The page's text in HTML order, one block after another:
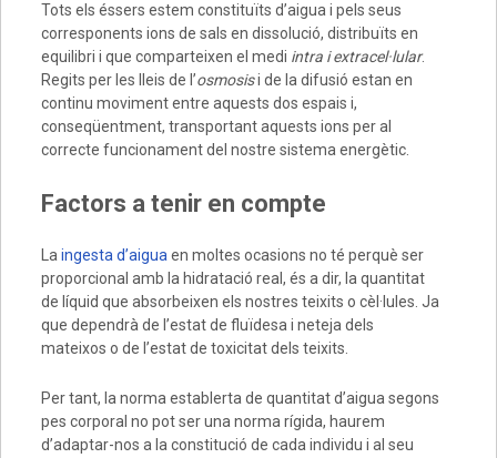
Tots els éssers estem constituïts d’aigua i pels seus
corresponents ions de sals en dissolució, distribuïts en
equilibri i que comparteixen el medi intra i extracel·lular.
Regits per les lleis de l’osmosisi de la difusió estan en
continu moviment entre aquests dos espais i,
conseqüentment, transportant aquests ions per al
correcte funcionament del nostre sistema energètic.
Factors a tenir en compte
La ingesta d’aigua en moltes ocasions no té perquè ser
proporcional amb la hidratació real, és a dir, la quantitat
de líquid que absorbeixen els nostres teixits o cèl·lules. Ja
que dependrà de l’estat de fluïdesa i neteja dels
mateixos o de l’estat de toxicitat dels teixits.
Per tant, la norma establerta de quantitat d’aigua segons
pes corporal no pot ser una norma rígida, haurem
d’adaptar-nos a la constitució de cada individu i al seu